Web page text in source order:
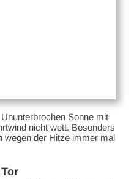
Sonne mit
nicht wett. Besonders
wegen der Hitze immer mal